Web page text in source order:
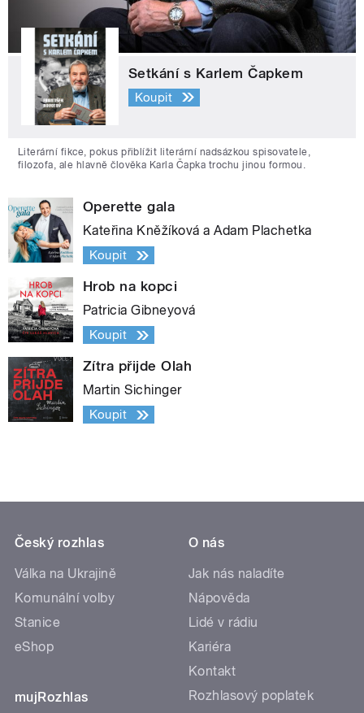
Setkání s Karlem Čapkem
Koupit
Literární fikce, pokus přiblížit literární nadsázkou spisovatele,
filozofa, ale hlavně člověka Karla Čapka trochu jinou formou.
Operette gala
Kateřina Kněžíková a Adam Plachetka
Koupit
Hrob na kopci
Patricia Gibneyová
Koupit
Zítra přijde Olah
Martin Sichinger
Koupit
Český rozhlas
Válka na Ukrajině
Komunální volby
Stanice
eShop
mujRozhlas
O nás
Jak nás naladíte
Nápověda
Lidé v rádiu
Kariéra
Kontakt
Rozhlasový poplatek